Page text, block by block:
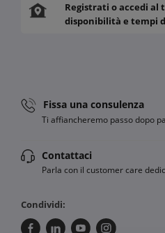
Registrati o accedi al
disponibilità e tempi
Fissa una consulenza
Ti affiancheremo passo dopo
Contattaci
Parla con il customer care
Condividi: